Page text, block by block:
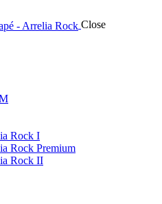
Close
Rock I
Rock Premium
Rock II